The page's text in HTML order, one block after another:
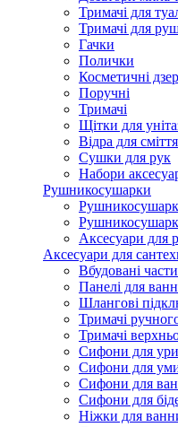
Тримачі для
Тримачі для
Гачки
Полички
Косметичні
Поручні
Тримачі
Щітки для
Відра для сміття
Сушки для рук
Набори
Рушникосушарки
Аксесуари для
Аксесуари для
Вбудовані
Панелі для
Шлангові
Тримачі
Тримачі
Сифони для
Сифони для
Сифони для
Сифони для
Ніжки для